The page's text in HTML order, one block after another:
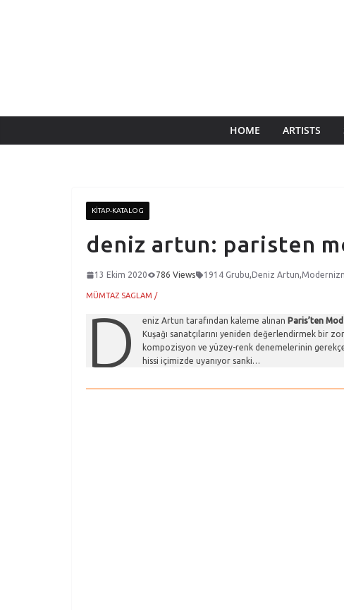
HOME ARTISTS
KITAP-KATALOG
deniz artun: paristen
13 Ekim 2020 786 Views 1914 Grubu,Deniz Artun,
MÜMTAZ SAGLAM /
D eniz Artun tarafından kaleme alınanParis’ten
Kuşağı sanatçılarını yeniden değerlendirmek bir
kompozisyon ve yüzey-renk denemelerinin
hissi içimizde uyanıyor sanki…